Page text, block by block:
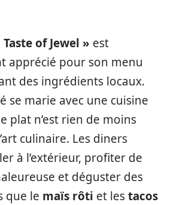
of Jewel » est
apprécié pour son menu
des ingrédients locaux.
se marie avec une cuisine
plat n’est rien de moins
culinaire. Les diners
à l’extérieur, profiter de
et déguster des
que le maïs rôti et lestacos